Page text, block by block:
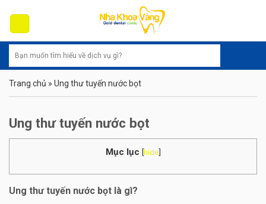
content
Trang chủ » Ung thư tuyến nước bọt
Ung thư tuyến nước bọt
Mục lục [hide]
Ung thư tuyến nước bọt là gì?